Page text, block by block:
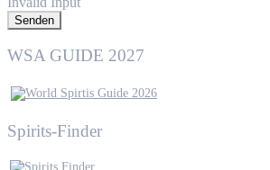
Senden
WSA GUIDE 2027
Spirits-Finder